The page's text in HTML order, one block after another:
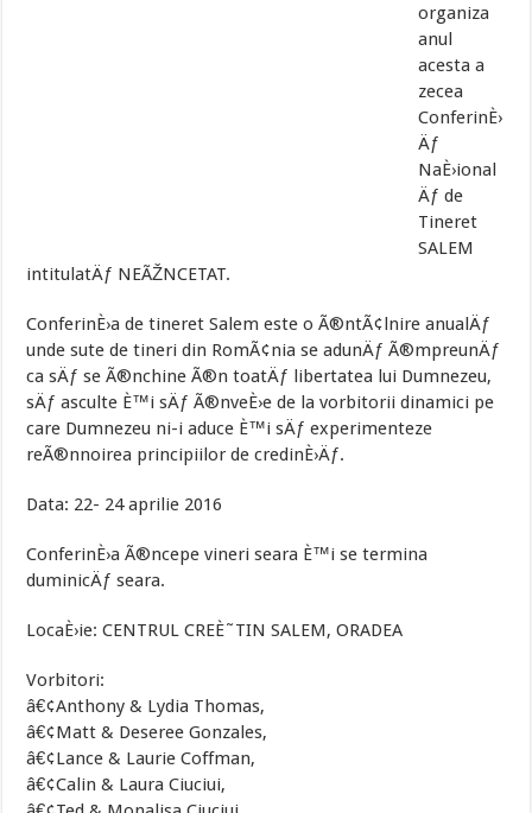
organiza
anul
acesta a
zecea
ConferinÈ›
Äƒ
NaÈ›ional
Äƒ de
Tineret
SALEM
intitulatÄƒ NEÃŽNCETAT.
ConferinÈ›a de tineret Salem este o Ã®ntÃ¢lnire anualÄƒ
unde sute de tineri din RomÃ¢nia se adunÄƒ Ã®mpreunÄƒ
ca sÄƒ se Ã®nchine Ã®n toatÄƒ libertatea lui Dumnezeu,
sÄƒ asculte È™i sÄƒ Ã®nveÈ›e de la vorbitorii dinamici pe
care Dumnezeu ni-i aduce È™i sÄƒ experimenteze
reÃ®nnoirea principiilor de credinÈ›Äƒ.
Data: 22- 24 aprilie 2016
ConferinÈ›a Ã®ncepe vineri seara È™i se termina
duminicÄƒ seara.
LocaÈ›ie: CENTRUL CREÈ˜TIN SALEM, ORADEA
Vorbitori:
â€¢Anthony & Lydia Thomas,
â€¢Matt & Deseree Gonzales,
â€¢Lance & Laurie Coffman,
â€¢Calin & Laura Ciuciui,